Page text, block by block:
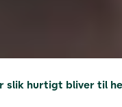
slik hurtigt bliver til